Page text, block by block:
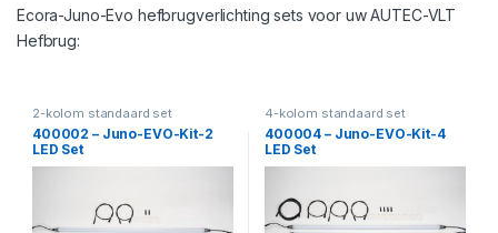
Ecora-Juno-Evo hefbrugverlichting sets voor uw AUTEC-VLT
Hefbrug:
2-kolom standaard set
400002 – Juno-EVO-Kit-2
LED Set
4-kolom standaard set
400004 – Juno-EVO-Kit-4
LED Set